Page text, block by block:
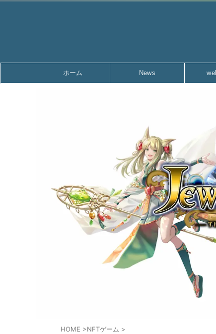
ホーム News
HOME >NFTゲーム >